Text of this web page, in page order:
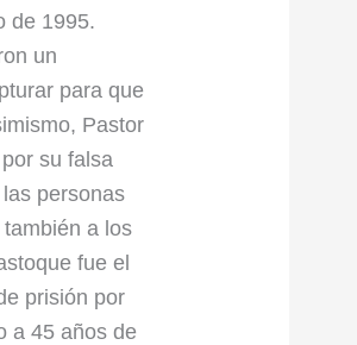
de 1995.
un
para que
Pastor
su falsa
personas
a los
fue el
prisión por
a 45 años de